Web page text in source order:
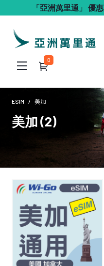
「亞洲萬里通」 優
0
ESIM 美加
美加 (2)